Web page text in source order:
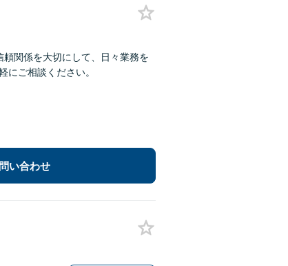
頼関係を大切にして、日々業務を
にご相談ください。
い合わせ